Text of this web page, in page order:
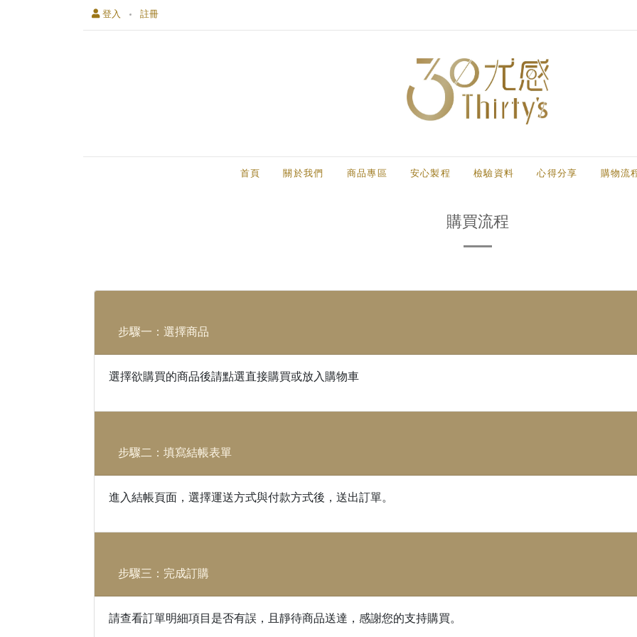
首頁 關於我們 商品專區 安心製程 檢驗資料 心得分享 購物流
登入 註冊
購買流程
步驟一：選擇商品
選擇欲購買的商品後請點選直接購買或放入購物車
步驟二：填寫結帳表單
進入結帳頁面，選擇運送方式與付款方式後，送出訂單。
步驟三：完成訂購
請查看訂單明細項目是否有誤，且靜待商品送達，感謝您的支持購買。